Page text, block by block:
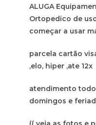
ALUGA
Ortopedico de
começar a usar
parcela cartão
,elo, hiper ,ate 12x
atendimento
domingos e